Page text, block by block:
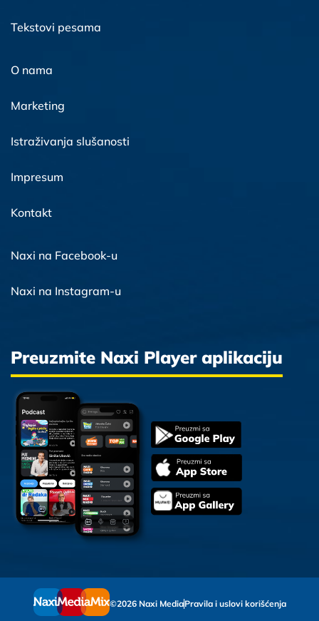
Tekstovi pesama
O nama
Marketing
Istraživanja slušanosti
Impresum
Kontakt
Naxi na Facebook-u
Naxi na Instagram-u
Preuzmite Naxi Player aplikaciju
©2026 Naxi MediaPravila i uslovi korišćenja